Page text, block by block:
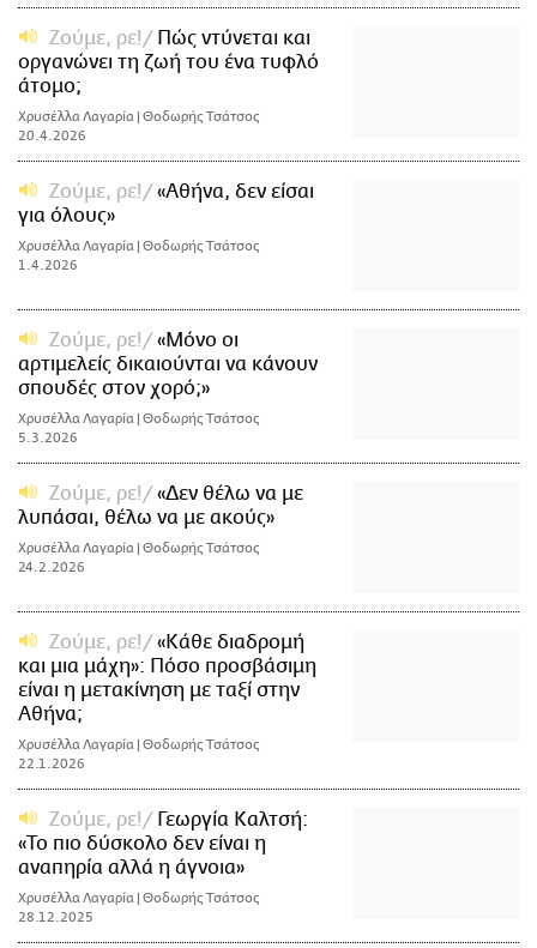
Ζούμε, ρε!
Πώς ντύνεται και
οργανώνει τη ζωή του ένα τυφλό
άτομο;
Χρυσέλλα Λαγαρία | Θοδωρής Τσάτσος
20.4.2026
Ζούμε, ρε!
«Αθήνα, δεν είσαι
για όλους»
Χρυσέλλα Λαγαρία | Θοδωρής Τσάτσος
1.4.2026
Ζούμε, ρε!
«Mόνο oι
αρτιμελείς δικαιούνται να κάνουν
σπουδές στον χορό;»
Χρυσέλλα Λαγαρία | Θοδωρής Τσάτσος
5.3.2026
Ζούμε, ρε!
«Δεν θέλω να με
λυπάσαι, θέλω να με ακούς»
Χρυσέλλα Λαγαρία | Θοδωρής Τσάτσος
24.2.2026
Ζούμε, ρε!
«Κάθε διαδρομή
και μια μάχη»: Πόσο προσβάσιμη
είναι η μετακίνηση με ταξί στην
Αθήνα;
Χρυσέλλα Λαγαρία | Θοδωρής Τσάτσος
22.1.2026
Ζούμε, ρε!
Γεωργία Καλτσή:
«Το πιο δύσκολο δεν είναι η
αναπηρία αλλά η άγνοια»
Χρυσέλλα Λαγαρία | Θοδωρής Τσάτσος
28.12.2025